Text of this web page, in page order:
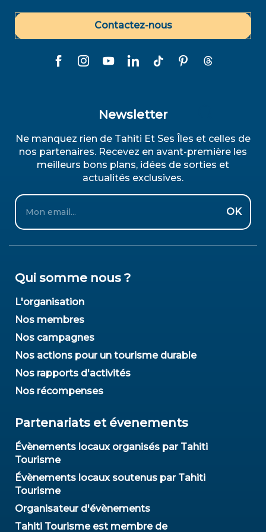
Contactez-nous
Newsletter
Ne manquez rien de Tahiti Et Ses Îles et celles de
nos partenaires. Recevez en avant-première les
meilleurs bons plans, idées de sorties et
actualités exclusives.
Email
OK
Qui somme nous ?
L'organisation
Nos membres
Nos campagnes
Nos actions pour un tourisme durable
Nos rapports d'activités
Nos récompenses
Partenariats et évenements
Évènements locaux organisés par Tahiti
Tourisme
Évènements locaux soutenus par Tahiti
Tourisme
Organisateur d'évènements
Tahiti Tourisme est membre de